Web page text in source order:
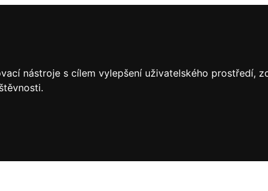
nástroje s cílem vylepšení uživatelského prostředí,